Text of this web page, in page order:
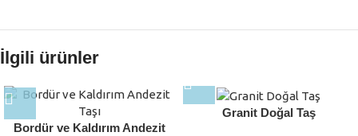
İlgili ürünler
Bordür ve Kaldırım Andezit
Granit Doğal Taş